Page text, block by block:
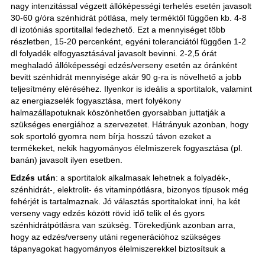
nagy intenzitással végzett állóképességi terhelés esetén javasolt
30-60 g/óra szénhidrát pótlása, mely terméktől függően kb. 4-8
dl izotóniás sportitallal fedezhető. Ezt a mennyiséget több
részletben, 15-20 percenként, egyéni toleranciától függően 1-2
dl folyadék elfogyasztásával javasolt bevinni. 2-2,5 órát
meghaladó állóképességi edzés/verseny esetén az óránként
bevitt szénhidrát mennyisége akár 90 g-ra is növelhető a jobb
teljesítmény eléréséhez. Ilyenkor is ideális a sportitalok, valamint
az energiazselék fogyasztása, mert folyékony
halmazállapotuknak köszönhetően gyorsabban juttatják a
szükséges energiához a szervezetet. Hátrányuk azonban, hogy
sok sportoló gyomra nem bírja hosszú távon ezeket a
termékeket, nekik hagyományos élelmiszerek fogyasztása (pl.
banán) javasolt ilyen esetben.
Edzés után: a sportitalok alkalmasak lehetnek a folyadék-,
szénhidrát-, elektrolit- és vitaminpótlásra, bizonyos típusok még
fehérjét is tartalmaznak. Jó választás sportitalokat inni, ha két
verseny vagy edzés között rövid idő telik el és gyors
szénhidrátpótlásra van szükség. Törekedjünk azonban arra,
hogy az edzés/verseny utáni regenerációhoz szükséges
tápanyagokat hagyományos élelmiszerekkel biztosítsuk a